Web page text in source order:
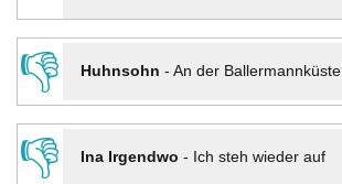
👎
Huhnsohn - An der Ballermannküste
👎
Ina Irgendwo - Ich steh wieder auf